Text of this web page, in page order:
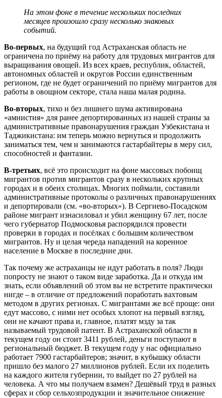
На этом фоне в течение нескольких последних
месяцев произошло сразу несколько знаковых
событий.
Во-первых, на будущий год Астраханская область не
ограничена по приёму на работу для трудовых мигрантов для
выращивания овощей. Из всех краев, республик, областей,
автономных областей и округов России единственным
регионом, где не будет ограничений по приёму мигрантов для
работы в овощном секторе, стала наша малая родина.
Во-вторых, тихо и без лишнего шума активирована
«амнистия» для ранее депортированных из нашей страны за
административные правонарушения граждан Узбекистана и
Таджикистана: им теперь можно вернуться и продолжить
заниматься тем, чем и занимаются гастарбайтеры в меру сил,
способностей и фантазии.
В-третьих, всё это происходит на фоне массовых побоищ
мигрантов против мигрантов сразу в нескольких крупных
городах и в обеих столицах. Многих поймали, составили
административные протоколы о различных правонарушениях
и депортировали (см. «во-вторых»). В Сергиево-Посадском
районе мигрант изнасиловал и убил женщину 67 лет, после
чего губернатор Подмосковья распорядился провести
проверки в городах и посёлках с большим количеством
мигрантов. Ну и целая череда нападений на коренное
население в Москве в последние дни.
Так почему же астраханцы не идут работать в поля? Люди
попросту не знают о таком виде заработка. Да и откуда им
знать, если объявлений об этом вы не встретите практически
нигде – в отличие от предложений поработать вахтовым
методом в других регионах. С мигрантами же всё проще: они
едут массово, с ними нет особых хлопот на первый взгляд,
они не качают права и, главное, платят мзду за так
называемый трудовой патент. В Астраханской области в
текущем году он стоит 3411 рублей, деньги поступают в
региональный бюджет. В текущем году у нас официально
работает 7900 гастарбайтеров; значит, в кубышку области
пришло без малого 27 миллионов рублей. Если их поделить
на каждого жителя губернии, то выйдет по 27 рублей на
человека. А что мы получаем взамен? Дешёвый труд в разных
сферах и сбор сельхозпродукции и значительное снижение